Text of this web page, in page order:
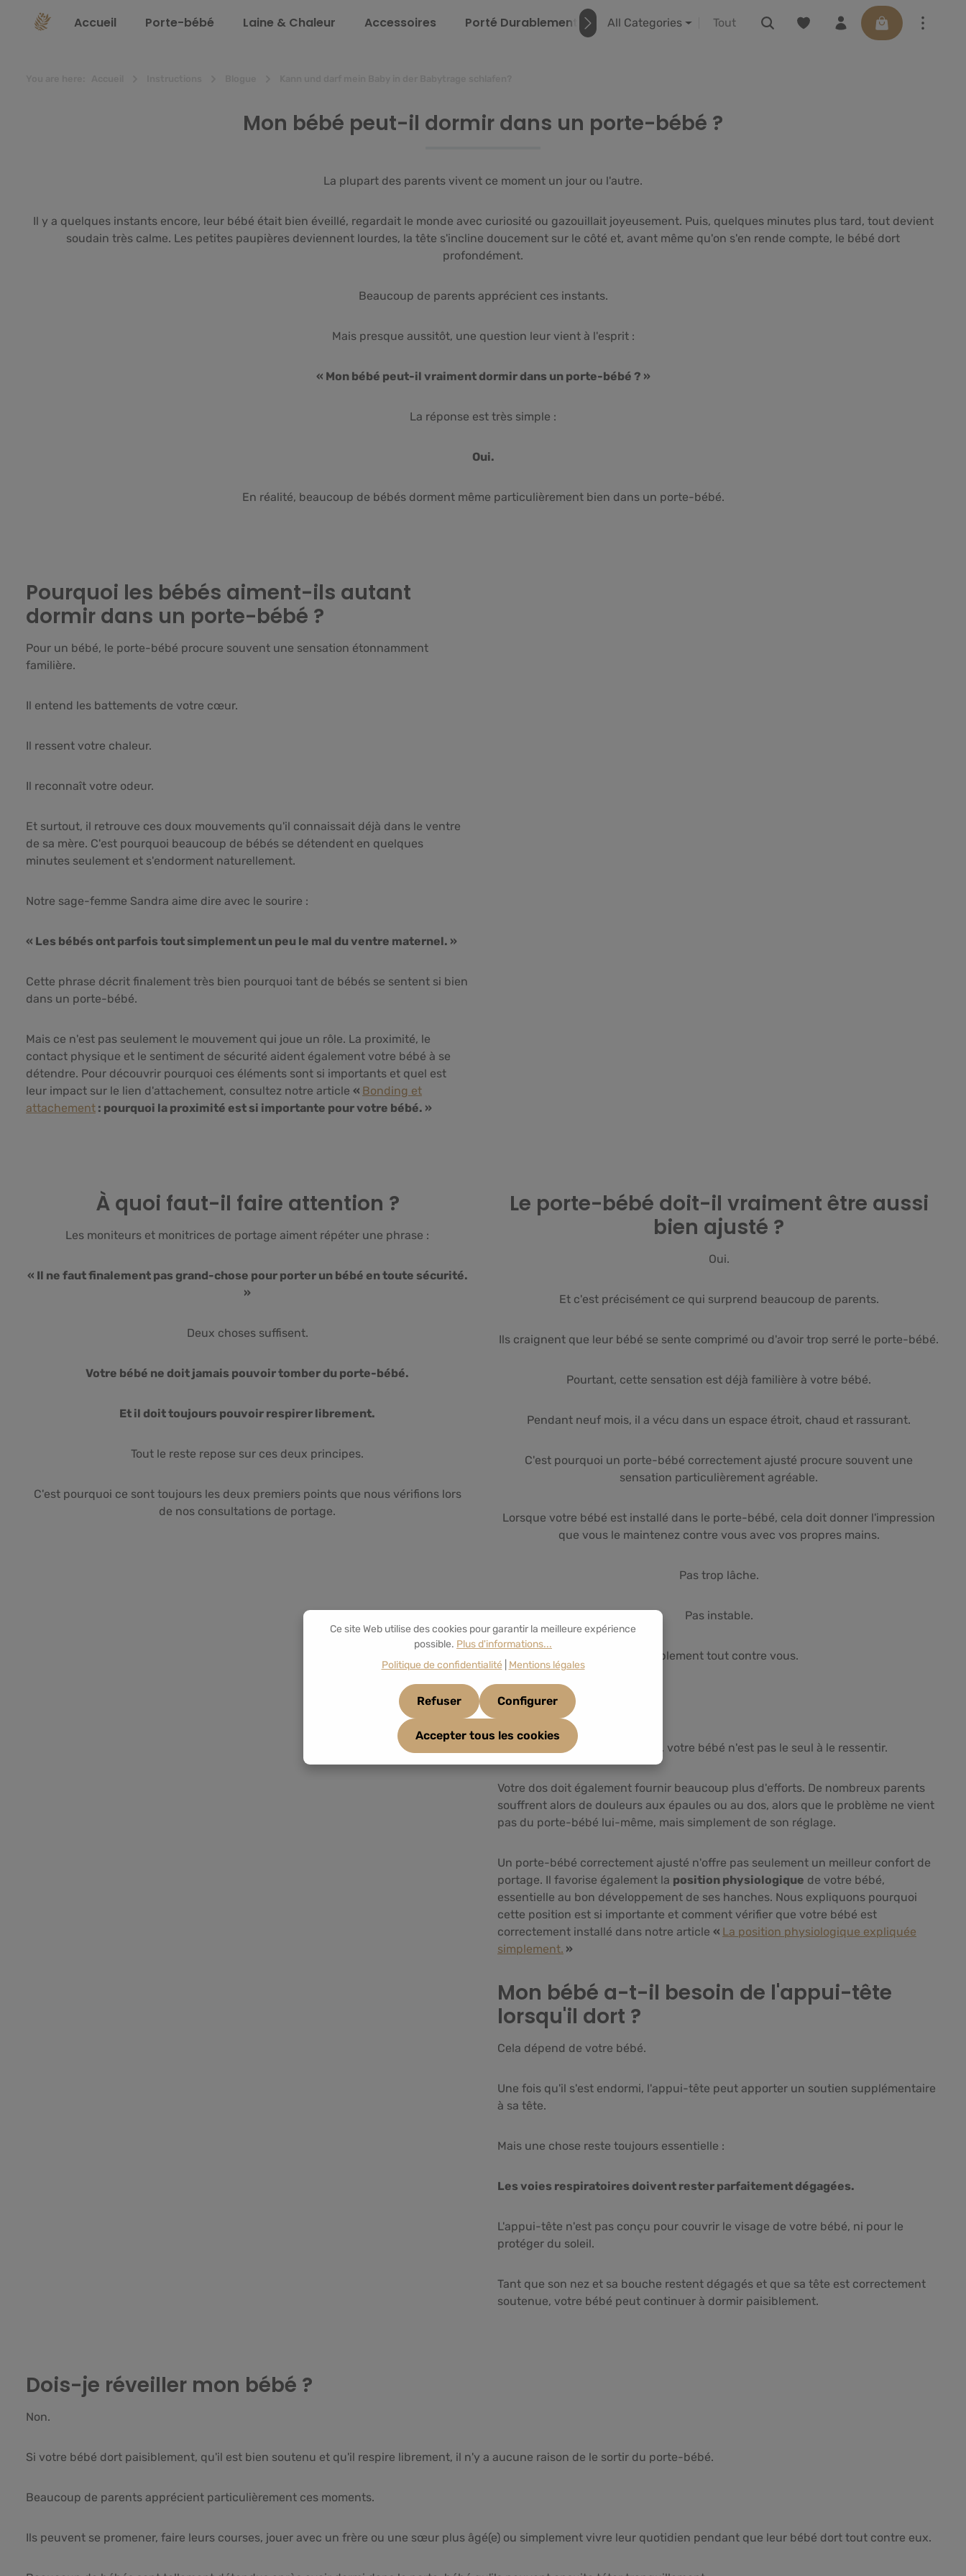
Passer à la navigation principale
Accueil Porte-bébé Laine & Chaleur Accessoires Porté Durable­ment Instructions à propos de nous LELIBA vor Ort erleben
All Categories
Vous avez 0 articles dans votre
Le panier
Mon bébé peut-il dormir dans un porte-bébé ?
La plupart des parents vivent ce moment un jour ou l'autre.
Il y a quelques instants encore, leur bébé était bien éveillé, regardait le monde avec curiosité ou gazouillait joyeusement. Puis, quelques minutes plus tard, tout devient
soudain très calme. Les petites paupières deviennent lourdes, la tête s'incline doucement sur le côté et, avant même qu'on s'en rende compte, le bébé dort
profondément.
Beaucoup de parents apprécient ces instants.
Mais presque aussitôt, une question leur vient à l'esprit :
« Mon bébé peut-il vraiment dormir dans un porte-bébé ? »
La réponse est très simple :
Oui.
En réalité, beaucoup de bébés dorment même particulièrement bien dans un porte-bébé.
Pourquoi les bébés aiment-ils autant
dormir dans un porte-bébé ?
Pour un bébé, le porte-bébé procure souvent une sensation étonnamment
familière.
Il entend les battements de votre cœur.
Il ressent votre chaleur.
Il reconnaît votre odeur.
Et surtout, il retrouve ces doux mouvements qu'il connaissait déjà dans le ventre
de sa mère. C'est pourquoi beaucoup de bébés se détendent en quelques
minutes seulement et s'endorment naturellement.
Notre sage-femme Sandra aime dire avec le sourire :
« Les bébés ont parfois tout simplement un peu le mal du ventre maternel. »
Cette phrase décrit finalement très bien pourquoi tant de bébés se sentent si bien
dans un porte-bébé.
Mais ce n'est pas seulement le mouvement qui joue un rôle. La proximité, le
contact physique et le sentiment de sécurité aident également votre bébé à se
détendre. Pour découvrir pourquoi ces éléments sont si importants et quel est
leur impact sur le lien d'attachement, consultez notre article « Bonding et
attachement : pourquoi la proximité est si importante pour votre bébé. »
À quoi faut-il faire attention ?
Les moniteurs et monitrices de portage aiment répéter une phrase :
« Il ne faut finalement pas grand-chose pour porter un bébé en toute sécurité.
»
Deux choses suffisent.
Votre bébé ne doit jamais pouvoir tomber du porte-bébé.
Et il doit toujours pouvoir respirer librement.
Tout le reste repose sur ces deux principes.
C'est pourquoi ce sont toujours les deux premiers points que nous vérifions lors
de nos consultations de portage.
Le porte-bébé doit-il vraiment être aussi
bien ajusté ?
Oui.
Et c'est précisément ce qui surprend beaucoup de parents.
Ils craignent que leur bébé se sente comprimé ou d'avoir trop serré le porte-bébé.
Pourtant, cette sensation est déjà familière à votre bébé.
Pendant neuf mois, il a vécu dans un espace étroit, chaud et rassurant.
C'est pourquoi un porte-bébé correctement ajusté procure souvent une
sensation particulièrement agréable.
Lorsque votre bébé est installé dans le porte-bébé, cela doit donner l'impression
que vous le maintenez contre vous avec vos propres mains.
Pas trop lâche.
Pas instable.
Simplement tout contre vous.
Si le porte-bébé est trop lâche, votre bébé n'est pas le seul à le ressentir.
Votre dos doit également fournir beaucoup plus d'efforts. De nombreux parents
souffrent alors de douleurs aux épaules ou au dos, alors que le problème ne vient
pas du porte-bébé lui-même, mais simplement de son réglage.
Un porte-bébé correctement ajusté n'offre pas seulement un meilleur confort de
portage. Il favorise également la position physiologique de votre bébé,
essentielle au bon développement de ses hanches. Nous expliquons pourquoi
cette position est si importante et comment vérifier que votre bébé est
correctement installé dans notre article « La position physiologique expliquée
simplement. »
Mon bébé a-t-il besoin de l'appui-tête
lorsqu'il dort ?
Cela dépend de votre bébé.
Une fois qu'il s'est endormi, l'appui-tête peut apporter un soutien supplémentaire
à sa tête.
Mais une chose reste toujours essentielle :
Les voies respiratoires doivent rester parfaitement dégagées.
L'appui-tête n'est pas conçu pour couvrir le visage de votre bébé, ni pour le
protéger du soleil.
Tant que son nez et sa bouche restent dégagés et que sa tête est correctement
soutenue, votre bébé peut continuer à dormir paisiblement.
Dois-je réveiller mon bébé ?
Non.
Si votre bébé dort paisiblement, qu'il est bien soutenu et qu'il respire librement, il n'y a aucune raison de le sortir du porte-bébé.
Beaucoup de parents apprécient particulièrement ces moments.
Ils peuvent se promener, faire leurs courses, jouer avec un frère ou une sœur plus âgé(e) ou simplement vivre leur quotidien pendant que leur bébé dort tout contre eux.
Ce site Web utilise des cookies pour garantir la meilleure expérience
possible. Plus d'informations...
Politique de confidentialité
Mentions légales
Refuser Configurer
Accepter tous les cookies